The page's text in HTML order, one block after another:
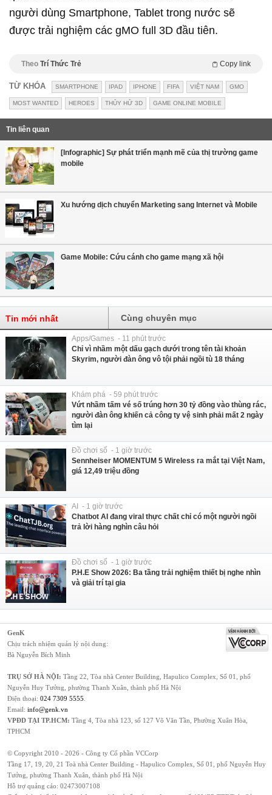
người dùng Smartphone, Tablet trong nước sẽ
được trải nghiệm các gMO full 3D đầu tiên.
Theo Trí Thức Trẻ Copy link
TỪ KHÓA SMARTPHONE IPAD IPHONE FIFA VIỆT NAM GMO
MOST WANTED HEROES THỦY HỬ 3D GAME ONLINE MOBILE
Tin liên quan
[Infographic] Sự phát triển mạnh mẽ của thị trường game
mobile
Xu hướng dịch chuyển Marketing sang Internet và Mobile
Game Mobile: Cứu cánh cho game mạng xã hội
Tin mới nhất Cùng chuyên mục
Apps/Games - 11 phút trước
Chỉ vì nhầm một dấu gạch dưới trong tên tài khoản
Skyrim, người đàn ông vô tội phải ngồi tù 18 tháng
Khám phá - 59 phút trước
Vứt nhầm tấm vé số trúng hơn 30 tỷ đồng vào thùng rác,
người đàn ông khiến cả công ty vệ sinh phải mất 2 ngày
tìm lại
Đồ chơi số - 1 giờ trước
Sennheiser MOMENTUM 5 Wireless ra mắt tại Việt Nam,
giá 12,49 triệu đồng
AI - 1 giờ trước
Chatbot AI đang viral thực chất chỉ có một người ngồi
trả lời hàng nghìn câu hỏi
Đồ chơi số - 1 giờ trước
P.H.E Show 2026: Ba tầng trải nghiệm thiết bị nghe nhìn
và giải trí tại gia
GenK
Chịu trách nhiệm quản lý nội dung:
Bà Nguyễn Bích Minh
TRỤ SỞ HÀ NỘI: Tầng 22, Tòa nhà Center Building, Hapulico Complex, Số 01, phố
Nguyễn Huy Tưởng, phường Thanh Xuân, thành phố Hà Nội
Điện thoại: 024 7309 5555
Email: info@genk.vn
VPĐD TẠI TP.HCM: Tầng 4, Tòa nhà 123, số 127 Võ Văn Tần, Phường Xuân Hòa,
TPHCM
© Copyright 2010 - 2026 - Công ty Cổ phần VCCorp
Tầng 17, 19, 20, 21 Toà nhà Center Building - Hapulico Complex, Số 01, phố Nguyễn Huy
Tưởng, phường Thanh Xuân, thành phố Hà Nội
Hỗ trợ quảng cáo: 02473007108